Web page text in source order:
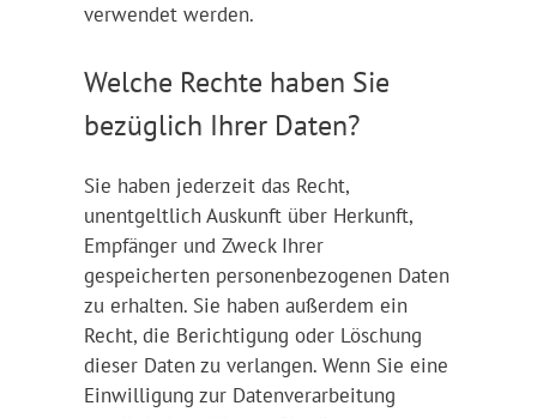
verwendet werden.
Welche Rechte haben Sie
bezüglich Ihrer Daten?
Sie haben jederzeit das Recht,
unentgeltlich Auskunft über Herkunft,
Empfänger und Zweck Ihrer
gespeicherten personenbezogenen Daten
zu erhalten. Sie haben außerdem ein
Recht, die Berichtigung oder Löschung
dieser Daten zu verlangen. Wenn Sie eine
Einwilligung zur Datenverarbeitung